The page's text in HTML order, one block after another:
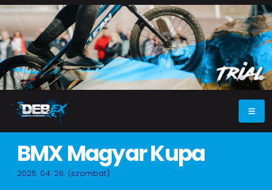
BMX Magyar Kupa
2025. 04. 26. (szombat)